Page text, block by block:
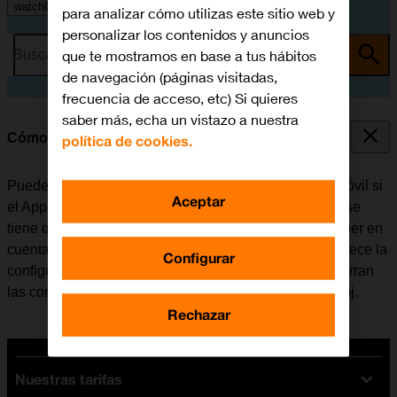
watchOS 11
Busca por problema o tema
Cómo desenlazar el Apple Watch del móvil
Puede ser necesario desenlazar el Apple Watch del móvil si
el Apple Watch deja de funcionar de manera normal y se
tiene que volver a activar o si ya no se va a utilizar. Tener en
cuenta que al desactivar el emparejamiento, se restablece la
configuración predeterminada del Apple Watch y se borran
las configuraciones que el usuario ha creado en el reloj.
Nuestras tarifas
para analizar cómo utilizas este sitio web y
personalizar los contenidos y anuncios
que te mostramos en base a tus hábitos
de navegación (páginas visitadas,
frecuencia de acceso, etc) Si quieres
saber más, echa un vistazo a nuestra
política de cookies.
Configurar
Rechazar
Aceptar